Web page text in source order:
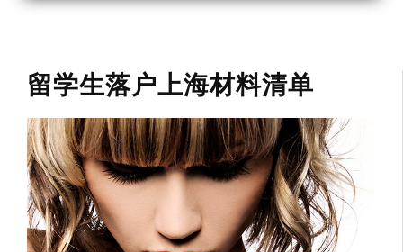
Sub Item
Sub Item
ARCHIVE
ABOUT
CONTACT
留学生落户上海材料清单